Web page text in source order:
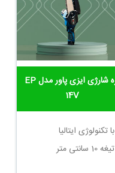
اره شارژی ایزی پاور مدل EP
14V
با تکنولوژی ایتالیا
تیغه 10 سانتی متر